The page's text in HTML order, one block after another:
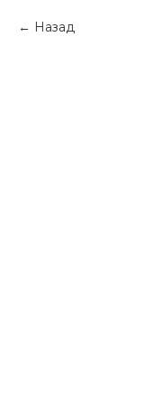
Назад